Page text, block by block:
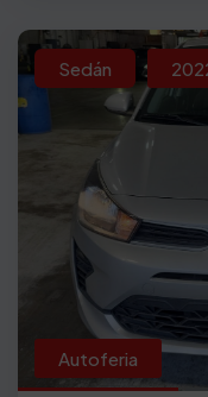
Sedán
Autoferia